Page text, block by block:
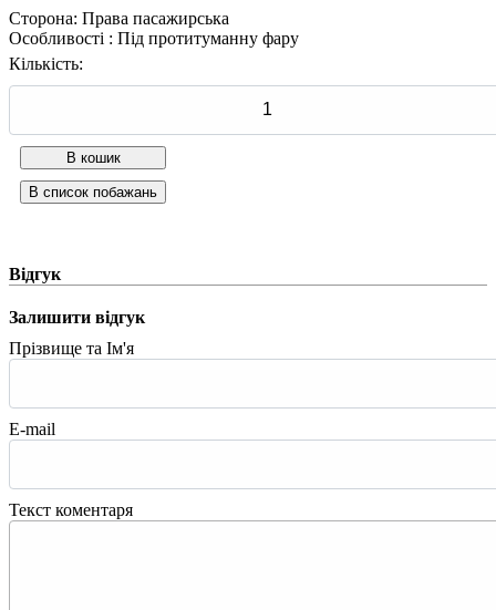
Сторона: Права пасажирська
Особливості : Під протитуманну фару
Кількість:
Відгук
Залишити відгук
Прізвище та Ім'я
E-mail
Текст коментаря